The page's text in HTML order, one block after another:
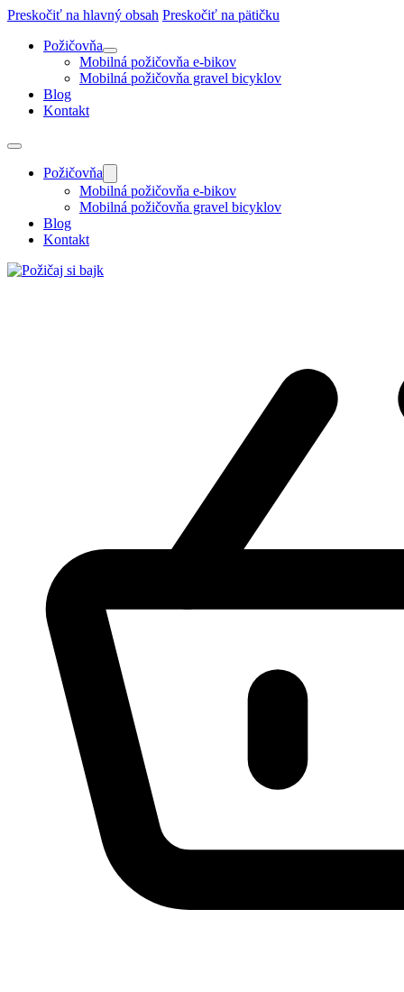
Preskočiť na hlavný obsah Preskočiť na pätičku
Požičovňa
Mobilná požičovňa e-bikov
Mobilná požičovňa gravel bicyklov
Blog
Kontakt
Požičovňa
Mobilná požičovňa e-bikov
Mobilná požičovňa gravel bicyklov
Blog
Kontakt